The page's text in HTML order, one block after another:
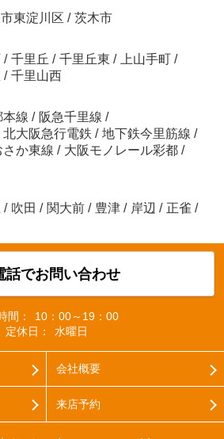
東淀川区 / 茨木市
/ 千里丘 / 千里丘東 / 上山手町 /
/ 千里山西
本線 / 阪急千里線 /
北大阪急行電鉄 / 地下鉄今里筋線 /
さか東線 / 大阪モノレール彩都 /
/ 吹田 / 関大前 / 豊津 / 岸辺 / 正雀 /
話でお問い合わせ
間：
10：00～19：00
定休日：
水曜日
会社概要
来店予約